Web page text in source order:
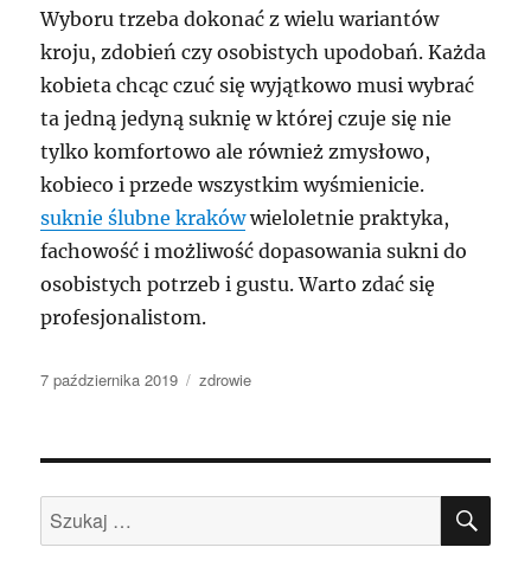
Wyboru trzeba dokonać z wielu wariantów
kroju, zdobień czy osobistych upodobań. Każda
kobieta chcąc czuć się wyjątkowo musi wybrać
ta jedną jedyną suknię w której czuje się nie
tylko komfortowo ale również zmysłowo,
kobieco i przede wszystkim wyśmienicie.
suknie ślubne krakówwieloletnie praktyka,
fachowość i możliwość dopasowania sukni do
osobistych potrzeb i gustu. Warto zdać się
profesjonalistom.
Data
7 października 2019 Kategorie
zdrowie
Szukaj: